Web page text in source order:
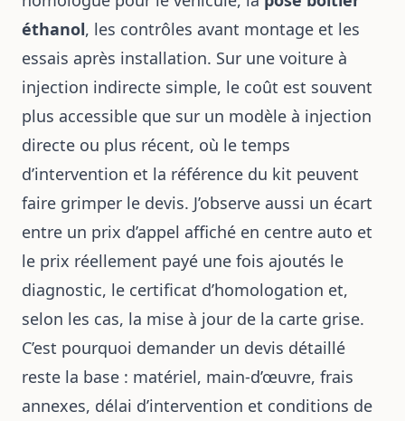
éthanol, les contrôles avant montage et les
essais après installation. Sur une voiture à
injection indirecte simple, le coût est souvent
plus accessible que sur un modèle à injection
directe ou plus récent, où le temps
d’intervention et la référence du kit peuvent
faire grimper le devis. J’observe aussi un écart
entre un prix d’appel affiché en centre auto et
le prix réellement payé une fois ajoutés le
diagnostic, le certificat d’homologation et,
selon les cas, la mise à jour de la carte grise.
C’est pourquoi demander un devis détaillé
reste la base : matériel, main-d’œuvre, frais
annexes, délai d’intervention et conditions de